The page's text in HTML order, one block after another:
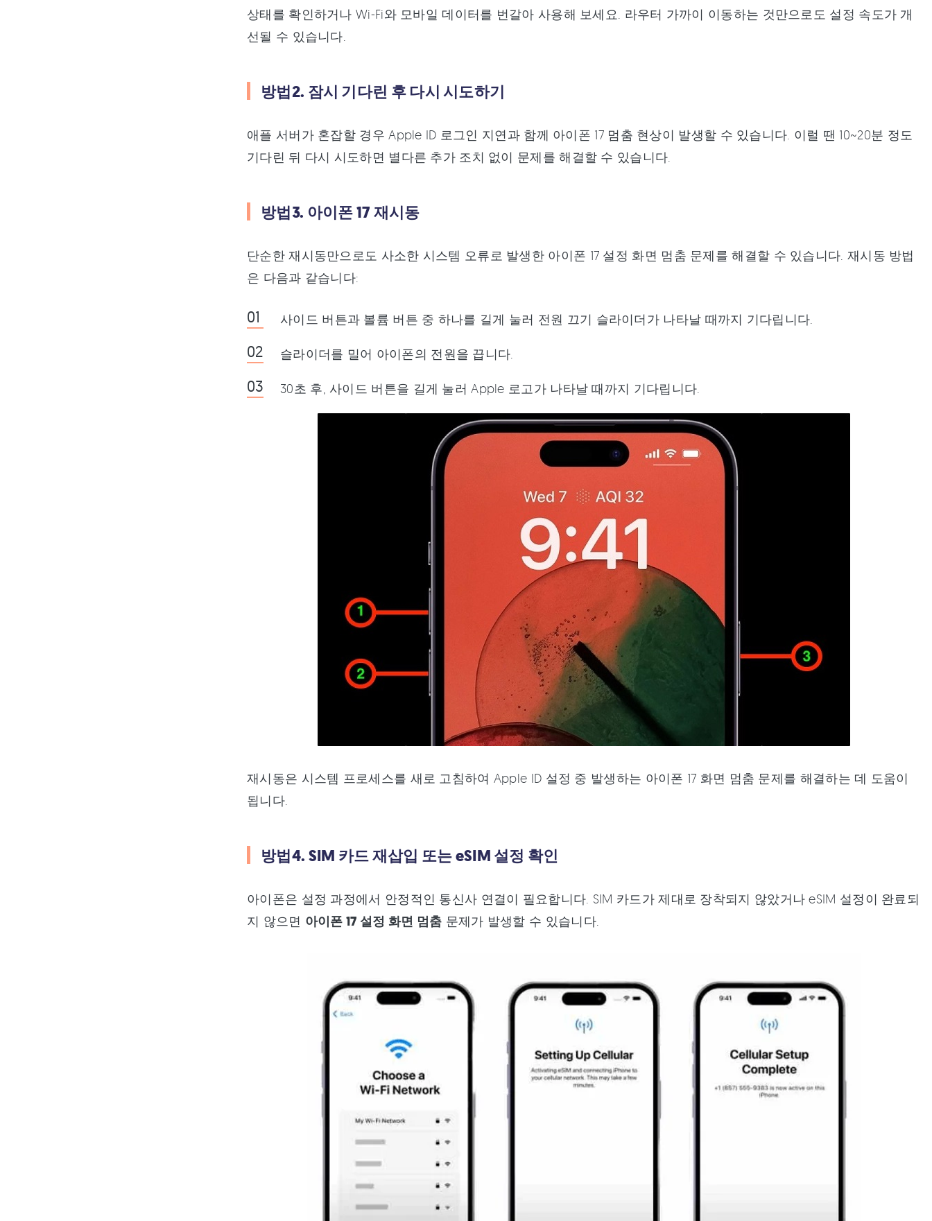
상태를 확인하거나 Wi-Fi와 모바일 데이터를 번갈아 사용해 보세요. 라우터 가까이 이동하는 것만으로도 설정 속도가 개
선될 수 있습니다.
방법2. 잠시 기다린 후 다시 시도하기
애플 서버가 혼잡할 경우 Apple ID 로그인 지연과 함께 아이폰 17 멈춤 현상이 발생할 수 있습니다. 이럴 땐 10~20분 정도
기다린 뒤 다시 시도하면 별다른 추가 조치 없이 문제를 해결할 수 있습니다.
방법3. 아이폰 17 재시동
단순한 재시동만으로도 사소한 시스템 오류로 발생한 아이폰 17 설정 화면 멈춤 문제를 해결할 수 있습니다. 재시동 방법
은 다음과 같습니다:
사이드 버튼과 볼륨 버튼 중 하나를 길게 눌러 전원 끄기 슬라이더가 나타날 때까지 기다립니다.
슬라이더를 밀어 아이폰의 전원을 끕니다.
30초 후, 사이드 버튼을 길게 눌러 Apple 로고가 나타날 때까지 기다립니다.
재시동은 시스템 프로세스를 새로 고침하여 Apple ID 설정 중 발생하는 아이폰 17 화면 멈춤 문제를 해결하는 데 도움이
됩니다.
방법4. SIM 카드 재삽입 또는 eSIM 설정 확인
아이폰은 설정 과정에서 안정적인 통신사 연결이 필요합니다. SIM 카드가 제대로 장착되지 않았거나 eSIM 설정이 완료되
지 않으면 아이폰 17 설정 화면 멈춤 문제가 발생할 수 있습니다.